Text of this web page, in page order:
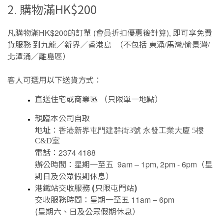
2. 購物滿HK$200
凡購物滿HK$200的訂單 (會員折扣優惠後計算), 即可享免費
貨服務 到九龍／新界／香港島 （不包括 東涌/馬灣/愉景灣/
北潭涌／離島區）
客人可選用以下送貨方式：
直送住宅或商業區
（只限單一地點）
親臨本公司自取
地址： 香港新界屯門建群街3號 永發工業大廈 5樓
C&D室
電話： 2374 4188
辦公時間：星期一至五 9am – 1pm, 2pm - 6pm （星
期日及公眾假期休息）
港鐵站交收服務 (只限屯門站)
交收服務時間：星期一至五 11am – 6pm
(星期六、日及公眾假期休息）